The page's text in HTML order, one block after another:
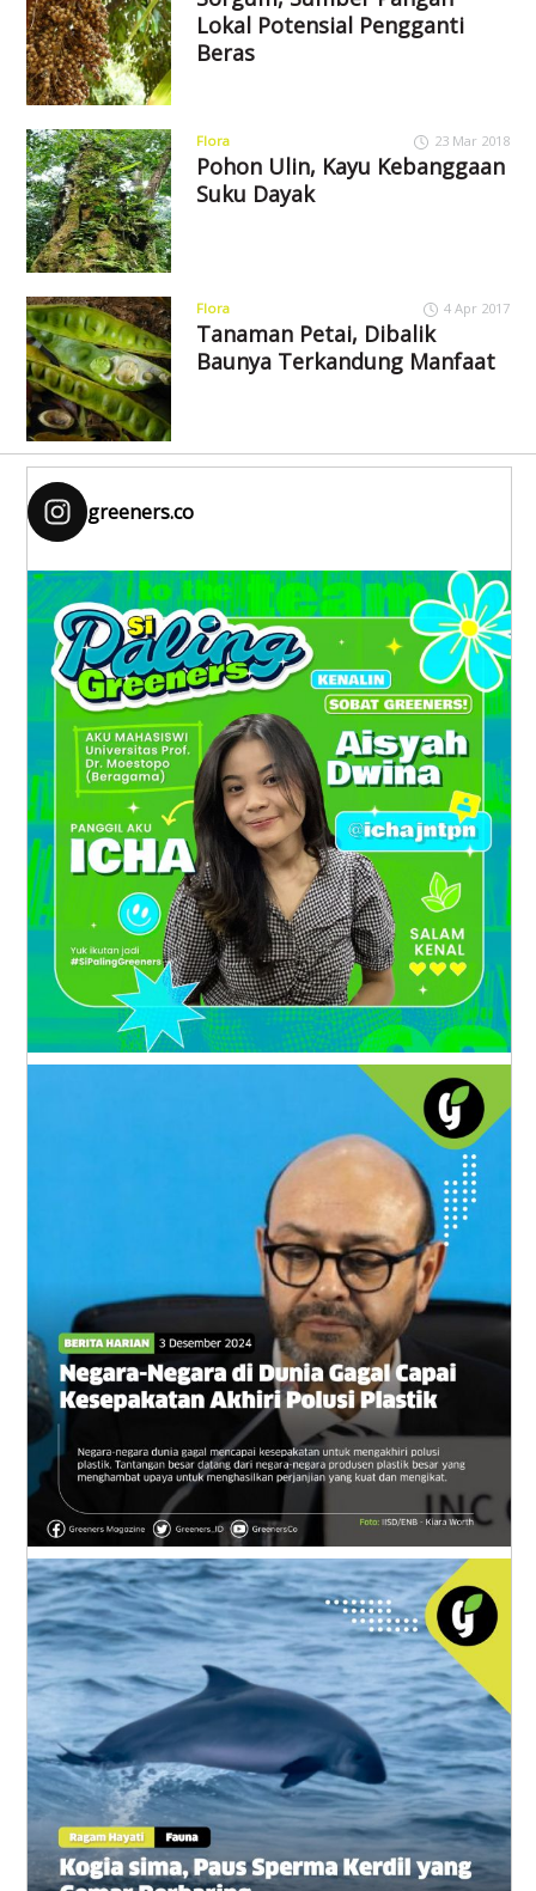
Lokal Potensial Pengganti
Beras
Flora 23 Mar 2018
Pohon Ulin, Kayu Kebanggaan
Suku Dayak
Flora 4 Apr 2017
Tanaman Petai, Dibalik
Baunya Terkandung Manfaat
greeners.co